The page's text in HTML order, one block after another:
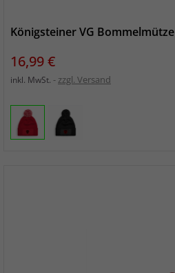
Königsteiner VG Bommelmütze
Preis
16,99 €
inkl. MwSt. zzgl. Versand